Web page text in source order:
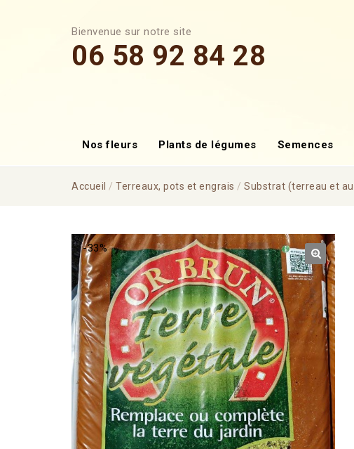
Bienvenue sur notre site
06 58 92 84 28
Nos fleurs Plants de légumes Semences
Accueil / Terreaux, pots et engrais / Substrat (terreau et
🔍
-33%